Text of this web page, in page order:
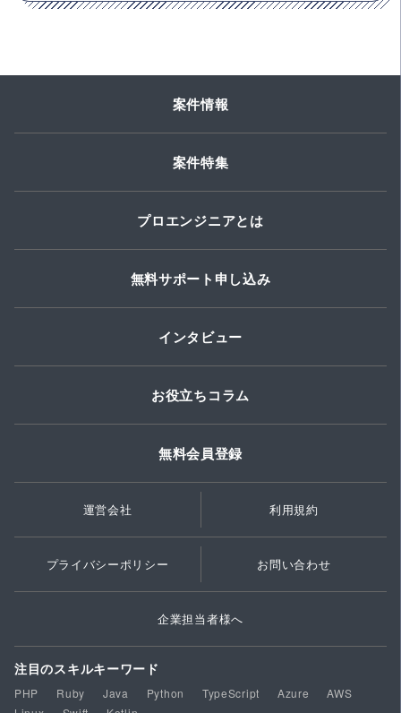
案件情報
案件特集
プロエンジニアとは
無料サポート申し込み
インタビュー
お役立ちコラム
無料会員登録
運営会社 利用規約
プライバシーポリシー お問い合わせ
企業担当者様へ
注目のスキルキーワード
PHP Ruby Java Python TypeScript Azure
AWS